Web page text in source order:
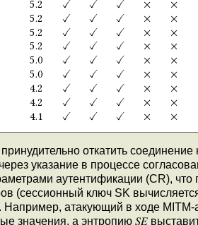
откатить
указание в процессе
аутентификации (CR), что
(сессионный ключ SK
Например, атакующий в ходе MITM-
значения, а энтропию 𝑆𝐸